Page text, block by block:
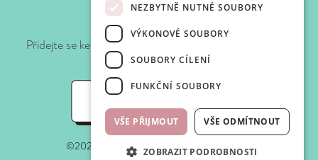
Připojte se k WafClub
Přidejte se ke klubu Waf-Waf a získejte slevy a speciální
nabídky při každé návštěvě.
©2025 Waf-Waf. Všechna práva vyhrazena.
NEZBYTNĚ NUTNÉ SOUBORY
VÝKONOVÉ SOUBORY
SOUBORY CÍLENÍ
FUNKČNÍ SOUBORY
VŠE PŘIJMOUT VŠE ODMÍTNOUT
ZOBRAZIT PODROBNOSTI